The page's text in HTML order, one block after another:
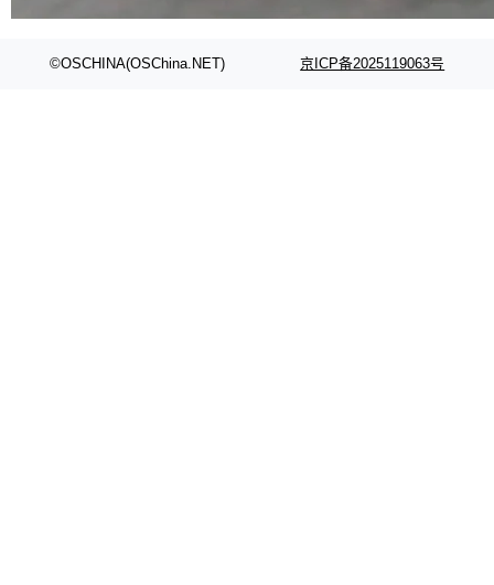
理解大规模代码仓时面临显著"代码仓理解"瓶
©OSCHINA(OSChina.NET) 京ICP备2025119063号